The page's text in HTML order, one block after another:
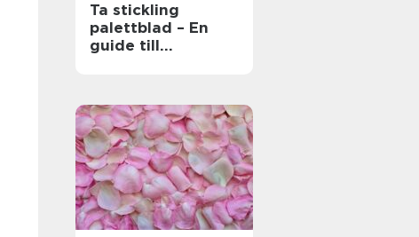
Ta stickling
palettblad – En
guide till